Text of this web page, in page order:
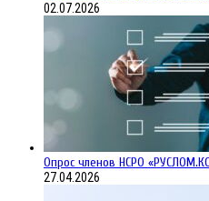
02.07.2026
Опрос членов НСРО
27.04.2026